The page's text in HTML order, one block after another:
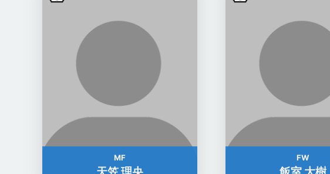
MF FW